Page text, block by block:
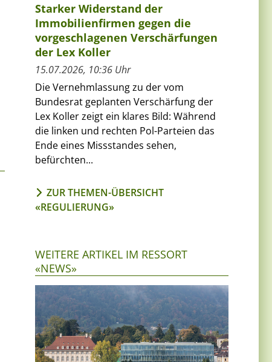
Starker Widerstand der
Immobilienfirmen gegen die
vorgeschlagenen Verschärfungen
der Lex Koller
15.07.2026, 10:36 Uhr
Die Vernehmlassung zu der vom
Bundesrat geplanten Verschärfung der
Lex Koller zeigt ein klares Bild: Während
die linken und rechten Pol-Parteien das
Ende eines Missstandes sehen,
befürchten...
ZUR THEMEN-ÜBERSICHT
«REGULIERUNG»
WEITERE ARTIKEL IM RESSORT
«NEWS»